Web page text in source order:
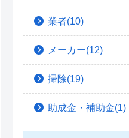
業者(10)
メーカー(12)
掃除(19)
助成金・補助金(1)